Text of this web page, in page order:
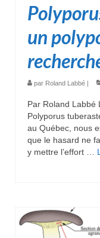
un
par Roland Labbé |
Par Roland Labbé
Polyporus
au Québec, nous
que le hasard ne
y mettre l’effort …